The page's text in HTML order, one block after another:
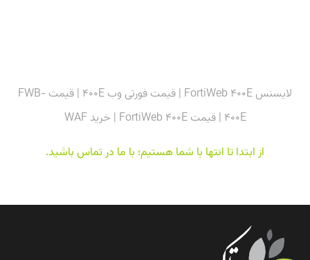
لایسنس FortiWeb 400E | قیمت فورتی وب 400E | قیمت FWB-
400E | قیمت FortiWeb 400E | خرید WAF
از ابتدا تا انتها با شما هستیم؛ با ما در تماس باشید.